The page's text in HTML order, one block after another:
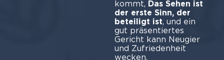
kommt, Das Sehen ist
der erste Sinn, der
beteiligt ist, und ein
gut präsentiertes
Gericht kann Neugier
und Zufriedenheit
wecken.